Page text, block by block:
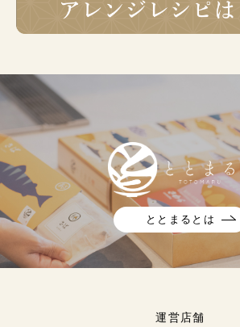
ととまるとは
運営店舗